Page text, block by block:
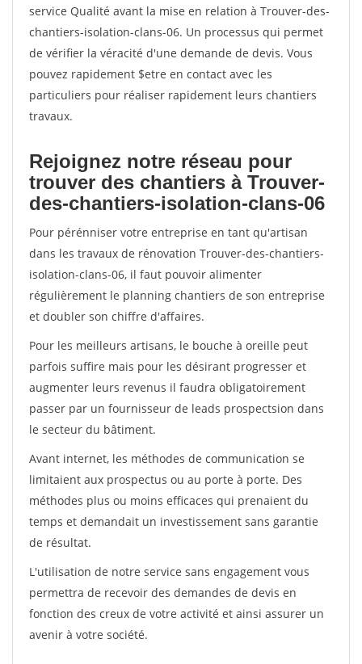
service Qualité avant la mise en relation à Trouver-des-
chantiers-isolation-clans-06. Un processus qui permet
de vérifier la véracité d'une demande de devis. Vous
pouvez rapidement $etre en contact avec les
particuliers pour réaliser rapidement leurs chantiers
travaux.
Rejoignez notre réseau pour
trouver des chantiers à Trouver-
des-chantiers-isolation-clans-06
Pour pérénniser votre entreprise en tant qu'artisan
dans les travaux de rénovation Trouver-des-chantiers-
isolation-clans-06, il faut pouvoir alimenter
régulièrement le planning chantiers de son entreprise
et doubler son chiffre d'affaires.
Pour les meilleurs artisans, le bouche à oreille peut
parfois suffire mais pour les désirant progresser et
augmenter leurs revenus il faudra obligatoirement
passer par un fournisseur de leads prospectsion dans
le secteur du bâtiment.
Avant internet, les méthodes de communication se
limitaient aux prospectus ou au porte à porte. Des
méthodes plus ou moins efficaces qui prenaient du
temps et demandait un investissement sans garantie
de résultat.
L'utilisation de notre service sans engagement vous
permettra de recevoir des demandes de devis en
fonction des creux de votre activité et ainsi assurer un
avenir à votre société.